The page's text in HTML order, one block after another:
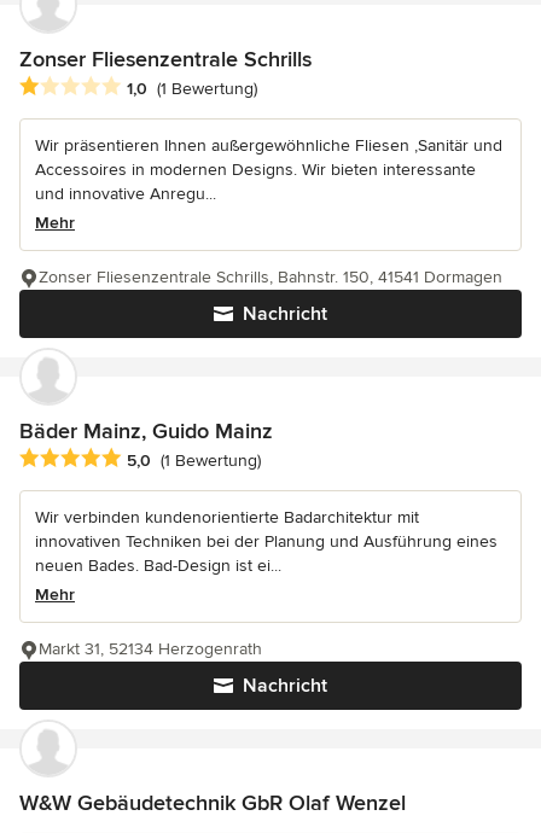
Zonser Fliesenzentrale Schrills
Durchschnittliche Bewertung: 1 von 5 Sternen
1,0 (1 Bewertung)
Wir präsentieren Ihnen außergewöhnliche Fliesen ,Sanitär und
Accessoires in modernen Designs. Wir bieten interessante
und innovative Anregu...
Mehr
Nachricht
Zonser Fliesenzentrale Schrills, Bahnstr. 150, 41541 Dormagen
Bäder Mainz, Guido Mainz
Durchschnittliche Bewertung: 5 von 5 Sternen
5,0 (1 Bewertung)
Wir verbinden kundenorientierte Badarchitektur mit
innovativen Techniken bei der Planung und Ausführung eines
neuen Bades. Bad-Design ist ei...
Mehr
Nachricht
Markt 31, 52134 Herzogenrath
W&W Gebäudetechnik GbR Olaf Wenzel